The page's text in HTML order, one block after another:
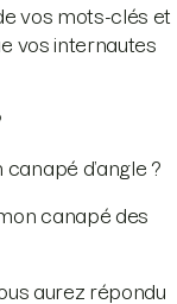
vos mots-clés et
vos internautes
d’angle ?
canapé des
aurez répondu